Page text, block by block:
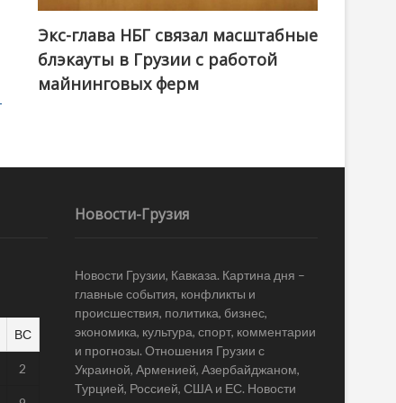
Экс-глава НБГ связал масштабные
блэкауты в Грузии с работой
майнинговых ферм
ВС
2
Новости-Грузия
Новости Грузии, Кавказа. Картина дня –
главные события, конфликты и
происшествия, политика, бизнес,
экономика, культура, спорт, комментарии
и прогнозы. Отношения Грузии с
Украиной, Арменией, Азербайджаном,
Турцией, Россией, США и ЕС. Новости